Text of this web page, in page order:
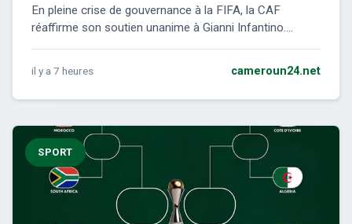
En pleine crise de gouvernance à la FIFA, la CAF
réaffirme son soutien unanime à Gianni Infantino....
il y a 7 heures cameroun24.net
SPORT